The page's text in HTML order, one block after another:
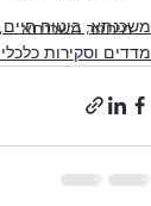
מיחזור משכנתא
משכנתא, ביטוח
מדדים וסקירות